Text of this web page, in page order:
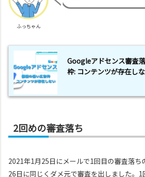
ふっちゃん
Googleアドセンス審査
枠: コンテンツが存在し
2回めの審査落ち
2021年1月25日にメールで1回目の審査落ち
26日に同じくダメ元で審査を出しました。